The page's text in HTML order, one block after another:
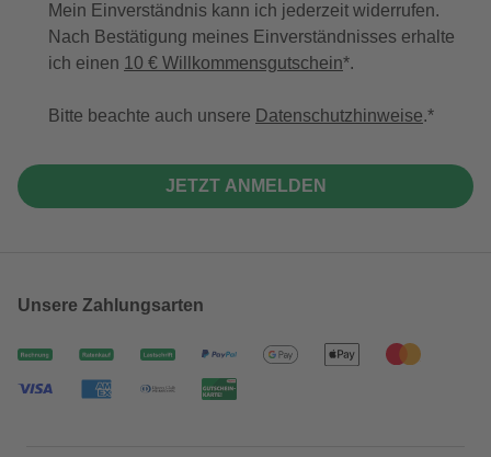
Mein Einverständnis kann ich jederzeit widerrufen.
Nach Bestätigung meines Einverständnisses erhalte
ich einen 10 € Willkommensgutschein*.
Bitte beachte auch unsere Datenschutzhinweise.
JETZT ANMELDEN
Unsere Zahlungsarten